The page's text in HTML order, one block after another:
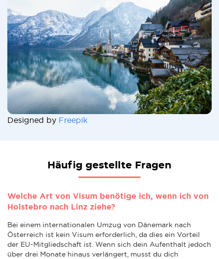
Designed by Freepik
Häufig gestellte Fragen
Welche Art von Visum benötige ich, wenn ich von
Holstebro nach Linz ziehe?
Bei einem internationalen Umzug von Dänemark nach
Österreich ist kein Visum erforderlich, da dies ein Vorteil
der EU-Mitgliedschaft ist. Wenn sich dein Aufenthalt jedoch
über drei Monate hinaus verlängert, musst du dich